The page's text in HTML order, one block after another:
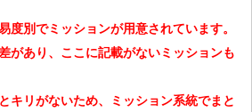
度別でミッションが用意されています。
があり、ここに記載がないミッションも
キリがないため、ミッション系統でまと